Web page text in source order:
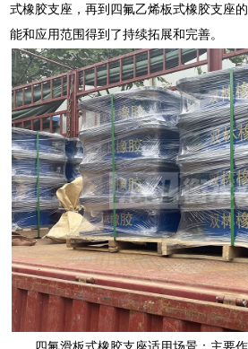
式橡胶支座，再到四氟乙烯板式橡胶支座
能和应用范围得到了持续拓展和完善。